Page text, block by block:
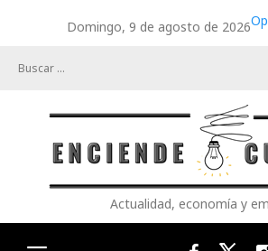
Domingo, 9 de agosto de 2026
Actualidad, economía y